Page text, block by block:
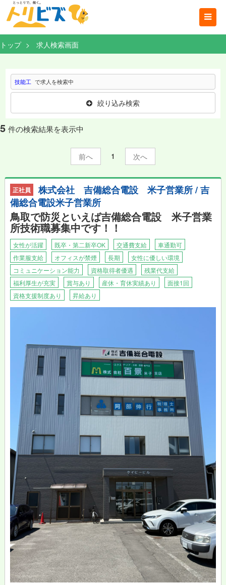
トップ 求人検索画面
技能工 で求人を検索中
絞り込み検索
5 件の検索結果を表示中
前 1 次
正社員
株式会社 吉備総合電設 米子営業所 / 吉
備総合電設米子営業所
鳥取で防災といえば吉備総合電設 米子営業
所技術職募集中です！！
女性が活躍 既卒・第二新卒OK 交通費支給
車通勤可
作業服支給
オフィスが禁煙 長期
女性に優しい環境
コミュニケーション能力
資格取得者優遇
残業代支給
福利厚生が充実
賞与あり 産休・育休実績あり
面接1回
資格支援制度あり
昇給あり